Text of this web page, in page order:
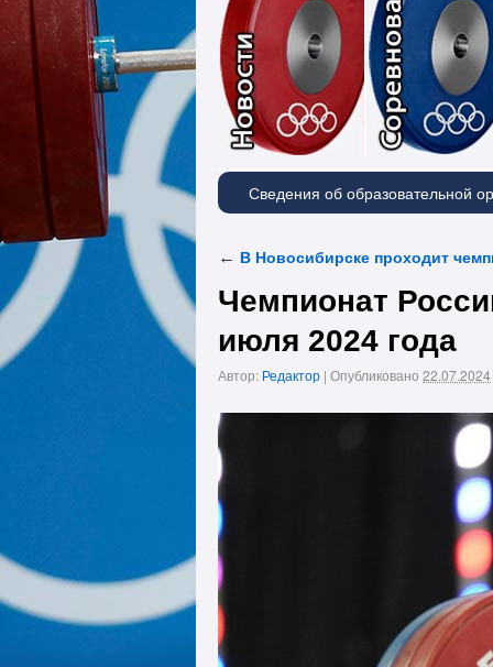
Сведения об образовательной
← В Новосибирске проходит
Чемпионат
июля 2024 года
Автор: Редактор | Опубликовано 22.07.2024